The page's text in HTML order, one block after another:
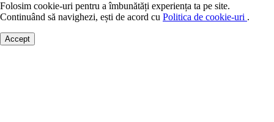
Folosim cookie-uri pentru a îmbunătăți experiența ta pe site.
Continuând să navighezi, ești de acord cu Politica de cookie-uri .
Accept